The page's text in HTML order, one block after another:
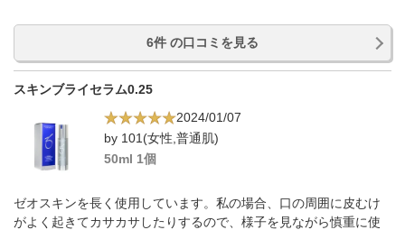
6件 の口コミを見る
スキンブライセラム0.25
2024/01/07
by 101(女性,普通肌)
50ml 1個
ゼオスキンを長く使用しています。私の場合、口の周囲に皮むけ
がよく起きてカサカサしたりするので、様子を見ながら慎重に使